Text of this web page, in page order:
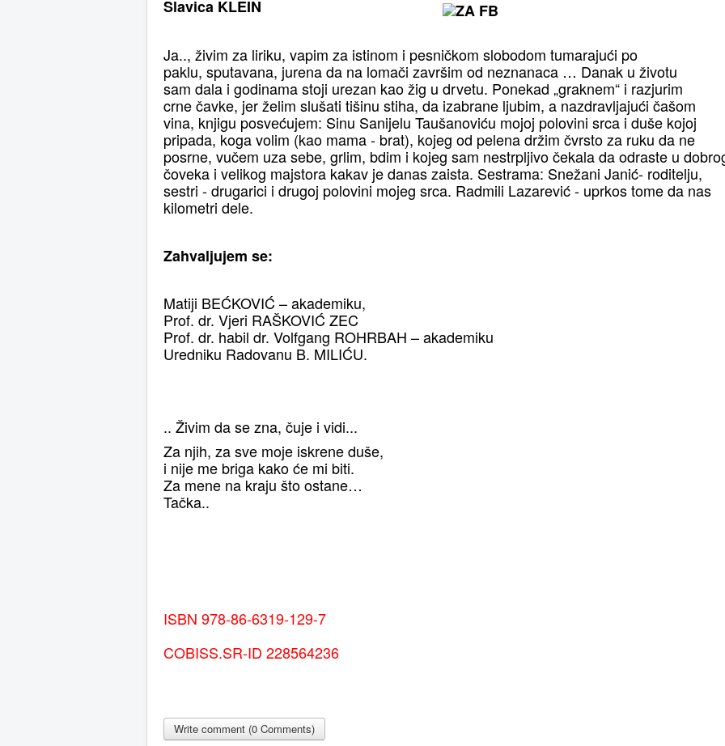
Slavica KLEIN
Ja.., živim za liriku, vapim za istinom i pesničkom slobodom tumarajući po
paklu, sputavana, jurena da na lomači završim od neznanaca … Danak u životu
sam dala i godinama stoji urezan kao žig u drvetu. Ponekad „graknem“ i razjurim
crne čavke, jer želim slušati tišinu stiha, da izabrane ljubim, a nazdravljajući čašom
vina, knjigu posvеćujеm: Sinu Sanijelu Taušanoviću mojoj polovini srca i duše kojoj
pripada, koga volim (kao mama - brat), kojeg od pelena držim čvrsto za ruku da ne
posrne, vučem uza sebe, grlim, bdim i kojeg sam nestrpljivo čekala da odraste u
čoveka i velikog majstora kakav je danas zaista. Sеstrama: Snežani Janić- roditelju,
sestri - drugarici i drugoj polovini mojeg srca. Radmili Lazarević - uprkos tome da nas
kilometri dele.
Zahvaljujem se:
Matiji BEĆKOVIĆ – akademiku,
Prof. dr. Vjeri RAŠKOVIĆ ZEC
Prof. dr. habil dr. Volfgang ROHRBAH – akademiku
Uredniku Radovanu B. MILIĆU.
.. Živim da se zna, čuje i vidi...
Za njih, za sve moje iskrene duše,
i nije me briga kako će mi biti.
Za mene na kraju što ostane…
Tačka..
ISBN 978-86-6319-129-7
COBISS.SR-ID 228564236
Write comment (0 Comments)